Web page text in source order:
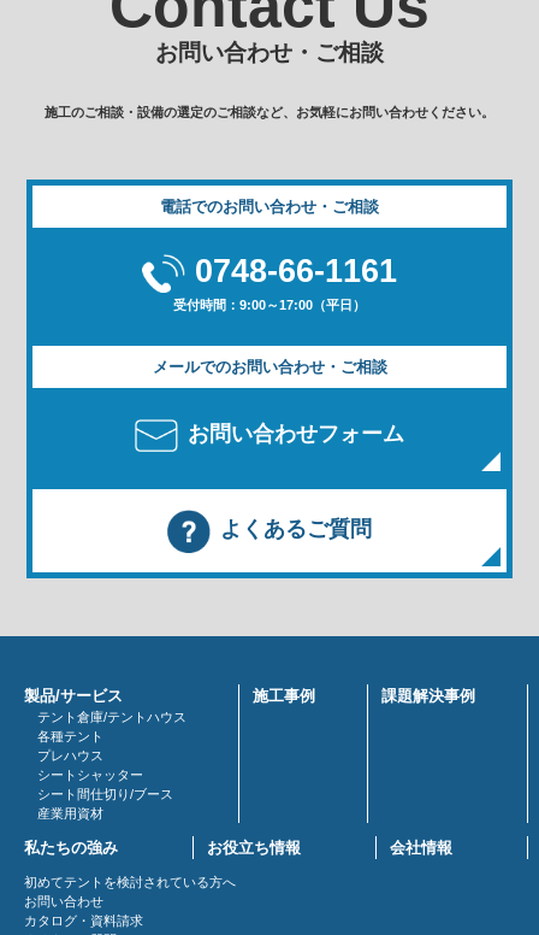
お問い合わせ・ご相談
施工のご相談・設備の選定のご相談など、お気軽にお問い合わせください。
電話でのお問い合わせ・ご相談
0748-66-1161
受付時間：9:00～17:00（平日）
メールでのお問い合わせ・ご相談
お問い合わせフォーム
よくあるご質問
製品/サービス
テント倉庫/テントハウス
各種テント
プレハウス
シートシャッター
シート間仕切り/ブース
産業用資材
施工事例 課題解決事例
私たちの強み お役立ち情報 会社情報
初めてテントを検討されている方へ
お問い合わせ
カタログ・資料請求